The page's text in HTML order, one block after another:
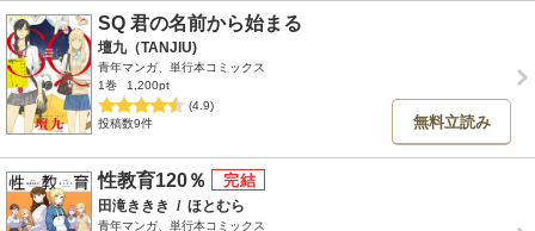
SQ 君の名前から始まる
壇九（TANJIU)
青年マンガ、単行本コミックス
1巻
1,200pt
(4.9)
投稿数9件
無料立読み
性教育120％
田滝ききき / ほとむら
青年マンガ、単行本コミックス